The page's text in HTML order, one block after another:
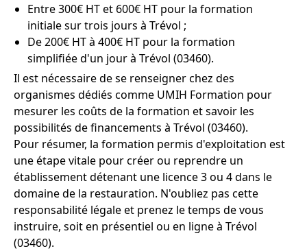
Entre 300€ HT et 600€ HT pour la formation
initiale sur trois jours à Trévol ;
De 200€ HT à 400€ HT pour la formation
simplifiée d'un jour à Trévol (03460).
Il est nécessaire de se renseigner chez des
organismes dédiés comme UMIH Formation pour
mesurer les coûts de la formation et savoir les
possibilités de financements à Trévol (03460).
Pour résumer, la formation permis d'exploitation est
une étape vitale pour créer ou reprendre un
établissement détenant une licence 3 ou 4 dans le
domaine de la restauration. N'oubliez pas cette
responsabilité légale et prenez le temps de vous
instruire, soit en présentiel ou en ligne à Trévol
(03460).